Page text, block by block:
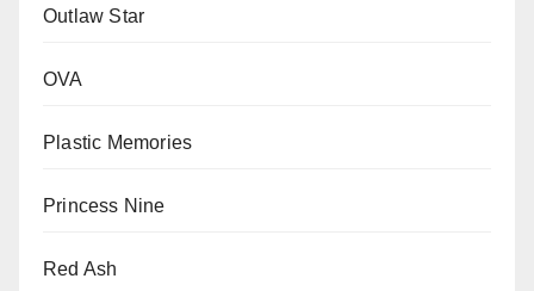
Outlaw Star
OVA
Plastic Memories
Princess Nine
Red Ash